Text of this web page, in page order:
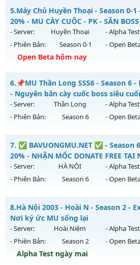
Thể loại: Mu Nguyên bản Webzen
Antihack: Xshiel
MU HỎA LONG 6.9 - 🌍 Website:
Mu mới ra tháng 07 2026 - Mở máy
https://facebook.com/muhoalong
30/07/2626
Exp: 9999x - Drop: 99%
Thể loại: Mu Nguyên bản Webzen
Antihack: Xshiel
5.Máy Chủ Huyền Thoại - Season 0-1
20% - MU CÀY CUÔC - PK - SĂN BOSS
- Server: Huyền Thoại - Alpha
- Phiên Bản:
Season 0-1 - Open
Open Beta hôm nay
Máy Chủ Huyền Thoại - MU CÀY CUÔC
Mu mới ra tháng 08 2026 - Mở máy
15h ngày 06/08/2626
Exp: 220x - Drop: 20%
Thể loại: Mu Nguyên bản Webzen
Antihack: IGMU.DEV
6. 📌MU Thần Long SSS6 - Season 6
- Nguyên bản cày cuốc boss siêu
- Server: Thần Long - Alpha
- Phiên Bản:
Season 6 - Open
📌MU Thần Long SSS6 - Nguyên bản
cuốn
Mu mới ra tháng 07 2026 - Mở máy
ngày 29/07/2626
Kiểu reset: Reset In Game
Thể loại: Mu Nguyên bản Webzen
Antihack: VIP SHIELD
7. ✅ BAVUONGMU.NET ✅ - Season
20% - NHẬN MỐC DONATE FREE TẠI
- Server: HÀ NỘI - Alpha
- Phiên Bản:
Season 6 - Open
✅ BAVUONGMU.NET ✅ - NHẬN MỐC
NHÓM ZALO
Mu mới ra tháng 08 2026 - Mở máy
ngày 03/08/2626
Exp: 500x - Drop: 20%
8.Hà Nội 2003 - Hoài N - Season 2 -
Nơi ký ức MU sống lại
- Server: Hoài Niệm - Alpha
- Phiên Bản:
Season 2 - Open
Alpha Test ngày mai